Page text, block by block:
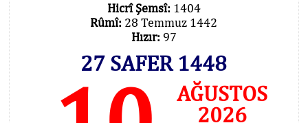
Hicrî Şemsî: 1404
Rûmî: 28 Temmuz 1442
Hızır: 97
27 SAFER 1448
AĞUSTOS
2026